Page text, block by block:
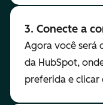
3. Conecte a
Agora você será
da HubSpot,
preferida e clicar